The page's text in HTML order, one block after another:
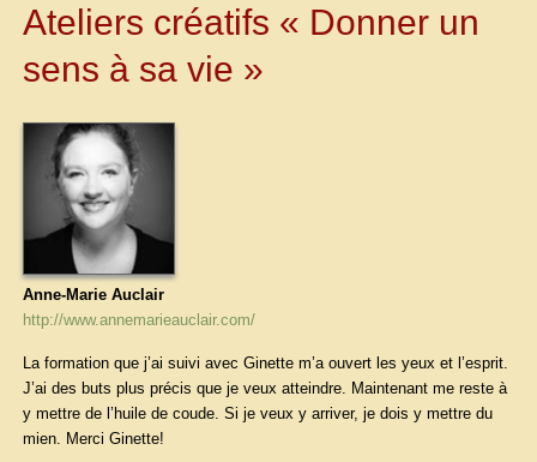
Ateliers créatifs « Donner un
sens à sa vie »
Anne-Marie Auclair
http://www.annemarieauclair.com/
La formation que j’ai suivi avec Ginette m’a ouvert les yeux et l’esprit.
J’ai des buts plus précis que je veux atteindre. Maintenant me reste à
y mettre de l’huile de coude. Si je veux y arriver, je dois y mettre du
mien. Merci Ginette!